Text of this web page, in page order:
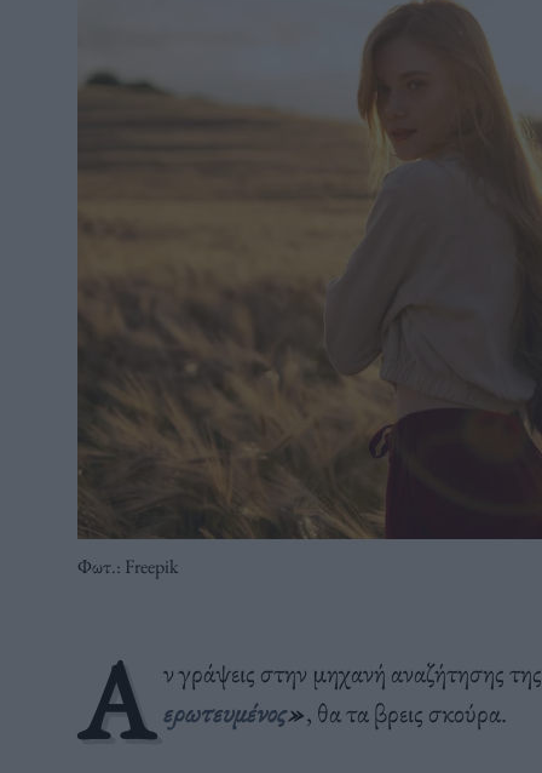
Φωτ.: Freepik
Α ν γράψεις στην μηχανή αναζήτησης
ερωτευμένος», θα τα βρεις σκούρα.